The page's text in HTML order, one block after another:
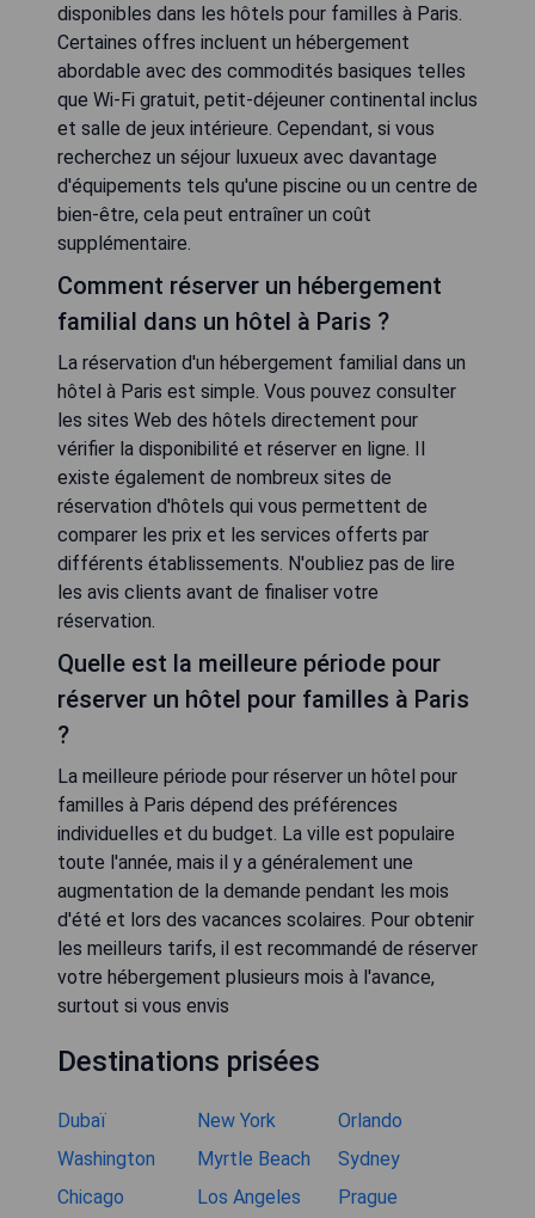
disponibles dans les hôtels pour familles à Paris.
Certaines offres incluent un hébergement
abordable avec des commodités basiques telles
que Wi-Fi gratuit, petit-déjeuner continental inclus
et salle de jeux intérieure. Cependant, si vous
recherchez un séjour luxueux avec davantage
d'équipements tels qu'une piscine ou un centre de
bien-être, cela peut entraîner un coût
supplémentaire.
Comment réserver un hébergement
familial dans un hôtel à Paris ?
La réservation d'un hébergement familial dans un
hôtel à Paris est simple. Vous pouvez consulter
les sites Web des hôtels directement pour
vérifier la disponibilité et réserver en ligne. Il
existe également de nombreux sites de
réservation d'hôtels qui vous permettent de
comparer les prix et les services offerts par
différents établissements. N'oubliez pas de lire
les avis clients avant de finaliser votre
réservation.
Quelle est la meilleure période pour
réserver un hôtel pour familles à Paris
?
La meilleure période pour réserver un hôtel pour
familles à Paris dépend des préférences
individuelles et du budget. La ville est populaire
toute l'année, mais il y a généralement une
augmentation de la demande pendant les mois
d'été et lors des vacances scolaires. Pour obtenir
les meilleurs tarifs, il est recommandé de réserver
votre hébergement plusieurs mois à l'avance,
surtout si vous envis
Destinations prisées
Dubaï New York
Orlando
Washington
Myrtle Beach
Sydney
Chicago
Los Angeles Prague